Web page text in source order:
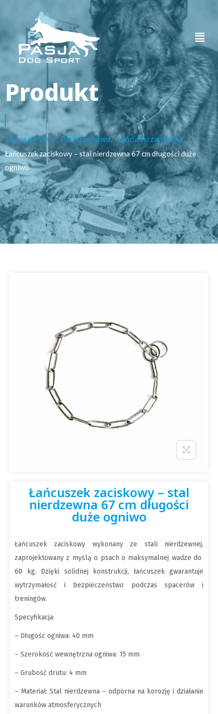
Produkt
Strona główna / Posłuszeństwo / Łańcuszki zaciskowe /
Łańcuszek zaciskowy – stal nierdzewna 67 cm długości duże
ogniwo
Łańcuszek zaciskowy – stal
nierdzewna 67 cm długości
duże ogniwo
Łańcuszek zaciskowy wykonany ze stali nierdzewnej,
zaprojektowany z myślą o psach o maksymalnej wadze do
60 kg. Dzięki solidnej konstrukcji, łańcuszek gwarantuje
wytrzymałość i bezpieczeństwo podczas spacerów i
treningów.
Specyfikacja:
– Długość ogniwa: 40 mm
– Szerokość wewnętrzna ogniwa: 15 mm
– Grubość drutu: 4 mm
– Materiał: Stal nierdzewna – odporna na korozję i działanie
warunków atmosferycznych